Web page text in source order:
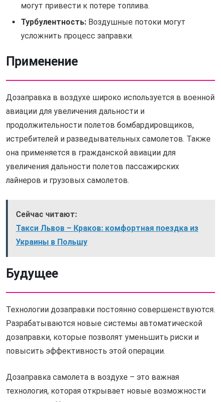
могут привести к потере топлива.
Турбулентность: Воздушные потоки могут
усложнить процесс заправки.
Применение
Дозаправка в воздухе широко используется в военной
авиации для увеличения дальности и
продолжительности полетов бомбардировщиков,
истребителей и разведывательных самолетов. Также
она применяется в гражданской авиации для
увеличения дальности полетов пассажирских
лайнеров и грузовых самолетов.
Сейчас читают:
Такси Львов – Краков: комфортная поездка из
Украины в Польшу
Будущее
Технологии дозаправки постоянно совершенствуются.
Разрабатываются новые системы автоматической
дозаправки, которые позволят уменьшить риски и
повысить эффективность этой операции.
Дозаправка самолета в воздухе – это важная
технология, которая открывает новые возможности